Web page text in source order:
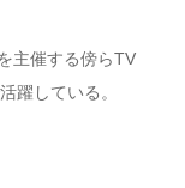
主催する傍らTV
している。